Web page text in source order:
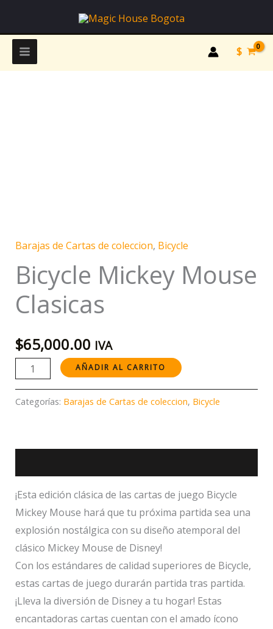
contenido
$
Barajas de Cartas de coleccion, Bicycle
Bicycle Mickey Mouse
Clasicas
$65,000.00 IVA
AÑADIR AL CARRITO
Categorías: Barajas de Cartas de coleccion, Bicycle
¡Esta edición clásica de las cartas de juego Bicycle
Mickey Mouse hará que tu próxima partida sea una
explosión nostálgica con su diseño atemporal del
clásico Mickey Mouse de Disney!
Con los estándares de calidad superiores de Bicycle,
estas cartas de juego durarán partida tras partida.
¡Lleva la diversión de Disney a tu hogar! Estas
encantadoras cartas cuentan con el amado ícono